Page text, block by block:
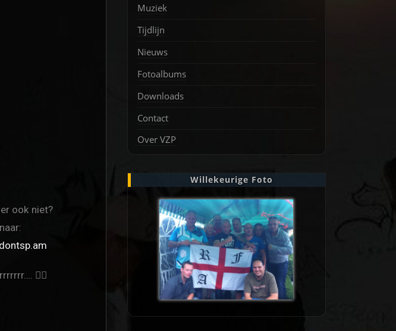
ook niet?
🙋‍♀
Muziek
Tijdlijn
Nieuws
Fotoalbums
Downloads
Contact
Over VZP
Willekeurige Foto